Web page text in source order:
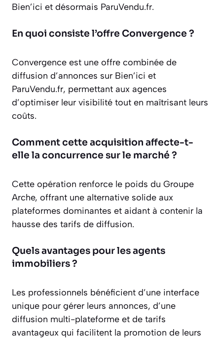
Bien’ici et désormais ParuVendu.fr.
En quoi consiste l’offre Convergence ?
Convergence est une offre combinée de
diffusion d’annonces sur Bien’ici et
ParuVendu.fr, permettant aux agences
d’optimiser leur visibilité tout en maîtrisant leurs
coûts.
Comment cette acquisition affecte-t-
elle la concurrence sur le marché ?
Cette opération renforce le poids du Groupe
Arche, offrant une alternative solide aux
plateformes dominantes et aidant à contenir la
hausse des tarifs de diffusion.
Quels avantages pour les agents
immobiliers ?
Les professionnels bénéficient d’une interface
unique pour gérer leurs annonces, d’une
diffusion multi-plateforme et de tarifs
avantageux qui facilitent la promotion de leurs